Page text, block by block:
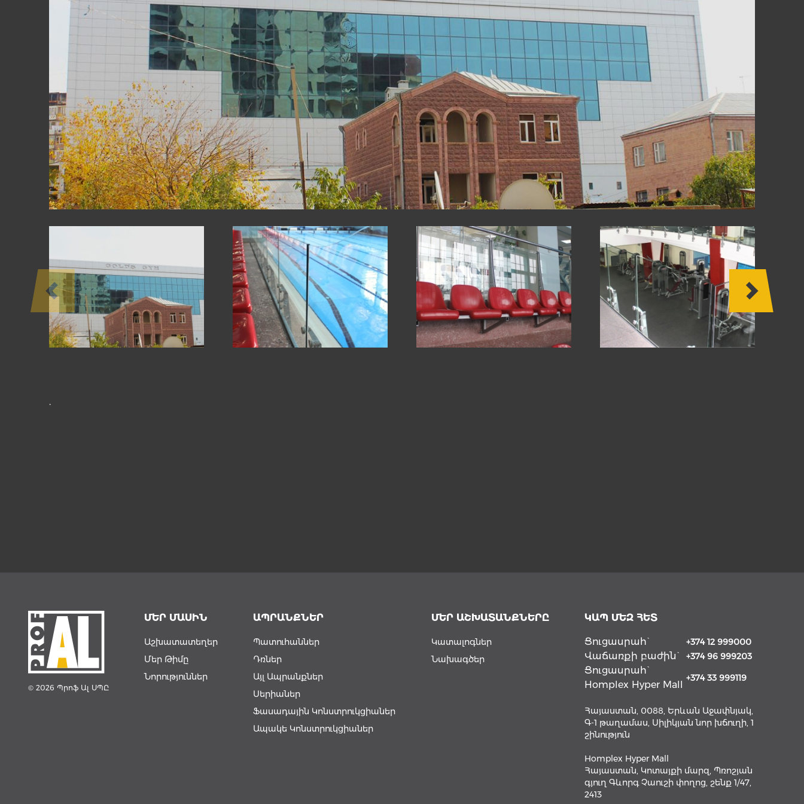
ԱՊԱԿԵ ԿՈՆՍՏՐՈՒԿՑԻԱՆԵՐ
ՖԱՍԱԴԱՅԻՆ ԿՈՆՍՏՐՈՒԿՑԻԱՆԵՐ
ԱՅԼ ԱՊՐԱՆՔՆԵՐ
ԿԱՀՈՒՅՔ
ՆԱԽԱԳԾԵՐ
.
© 2026 Պրոֆ Ալ ՍՊԸ
ՄԵՐ ՄԱՍԻՆ
Աշխատատեղեր
Մեր Թիմը
Նորություններ
ԱՊՐԱՆՔՆԵՐ
Պատուհաններ
Դռներ
Այլ Ապրանքներ
Սերիաներ
Ֆասադային Կոնստրուկցիաներ
Ապակե Կոնստրուկցիաներ
ՄԵՐ ԱՇԽԱՏԱՆՔՆԵՐԸ
Կատալոգներ
Նախագծեր
ԿԱՊ ՄԵԶ ՀԵՏ
Ցուցասրահ` +374 12 999000
Վաճառքի բաժին` +374 96 999203
Ցուցասրահ`
Homplex Hyper Mall
+374 33 999119
Հայաստան, 0088, Երևան Աջափնյակ,
Գ-1 թաղամաս, Սիլիկյան նոր խճուղի, 1
շինություն
Homplex Hyper Mall
Հայաստան, Կոտայքի մարզ, Պռոշյան
գյուղ Գևորգ Չաուշի փողոց, շենք 1/47,
2413